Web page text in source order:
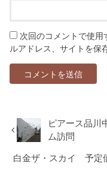
次回のコメントで使用
ルアドレス、サイトを保
ピアース品
ム訪問
白金ザ・スカイ 予